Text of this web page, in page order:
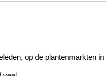
op de